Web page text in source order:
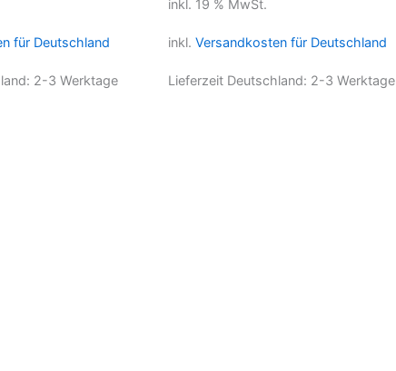
für Deutschland
2-3 Werktage
inkl. 19 % MwSt.
inkl. Versandkosten für Deutschland
Lieferzeit Deutschland: 2-3 Werktage